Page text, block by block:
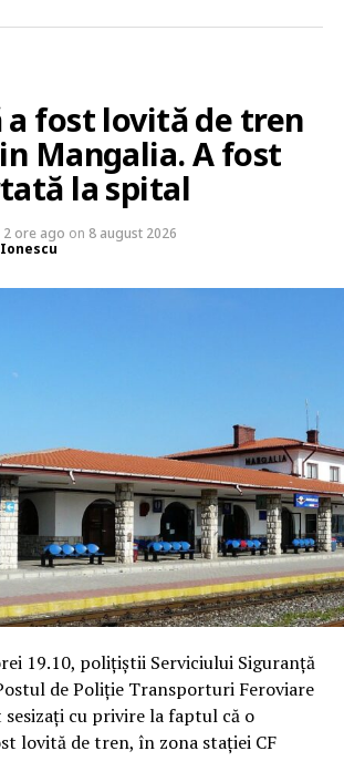
a fost lovită de tren
Mangalia. A fost
la spital
2 ore ago on 8 august 2026
19.10, polițiștii Serviciului Siguranță
de Poliție Transporturi Feroviare
sesizați cu privire la faptul că o
lovită de tren, în zona stației CF